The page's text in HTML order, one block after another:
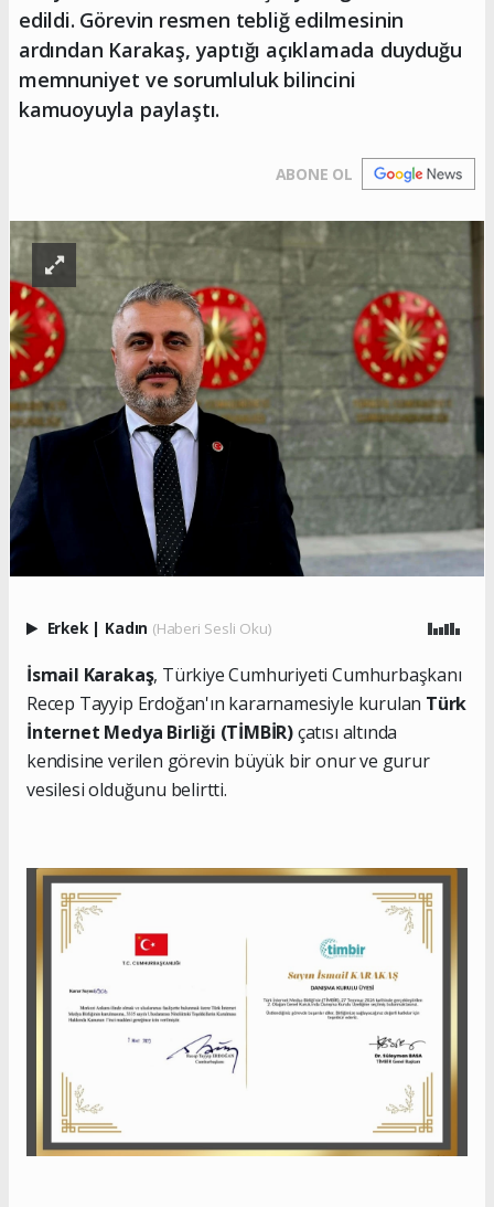
edildi. Görevin resmen tebliğ edilmesinin
ardından Karakaş, yaptığı açıklamada duyduğu
memnuniyet ve sorumluluk bilincini
kamuoyuyla paylaştı.
ABONE OL
Erkek | Kadın (Haberi Sesli Oku)
İsmail Karakaş, Türkiye Cumhuriyeti Cumhurbaşkanı
Recep Tayyip Erdoğan'ın kararnamesiyle kurulan Türk
İnternet Medya Birliği (TİMBİR)çatısı altında
kendisine verilen görevin büyük bir onur ve gurur
vesilesi olduğunu belirtti.